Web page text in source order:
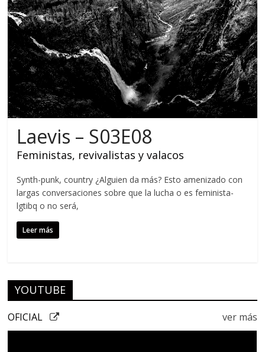
Laevis – S03E08
Feministas, revivalistas y valacos
Synth-punk, country ¿Alguien da más? Esto amenizado con
largas conversaciones sobre que la lucha o es feminista-
lgtibq o no será,
Leer más
YOUTUBE
ver más
OFICIAL